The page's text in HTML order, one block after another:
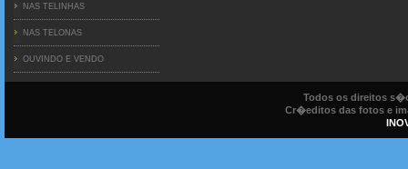
NAS TELINHAS
NAS TELONAS
OUVINDO E VENDO
Todos os direitos
Cr�editos das fotos e